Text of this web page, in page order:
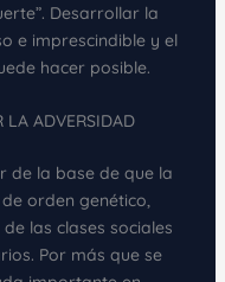
Desarrollar la
e imprescindible y el
hacer posible.
LA ADVERSIDAD
de la base de que la
orden genético,
las clases sociales
Por más que se